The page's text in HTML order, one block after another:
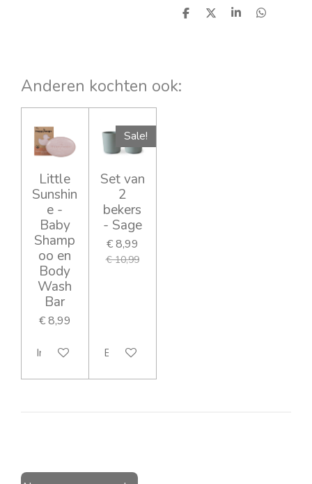
D
D
S
D
Anderen kochten ook:
Little
Sunshin
e -
Baby
Shamp
oo en
Body
Wash
Bar
€ 8,99
In winkelwagen
Sale!
Set van
2
bekers
- Sage
€ 8,99
€ 10,99
Bekijk details